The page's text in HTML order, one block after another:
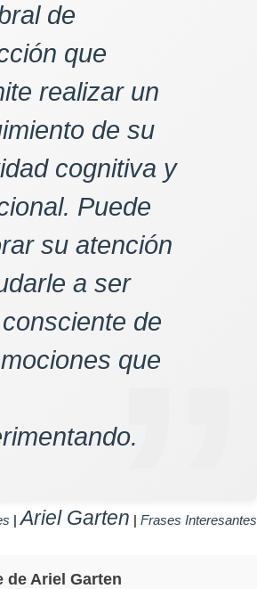
de
que
realizar un
de su
cognitiva y
Puede
su atención
a ser
de
que
|Ariel Garten | Frases Interesantes
de Ariel Garten